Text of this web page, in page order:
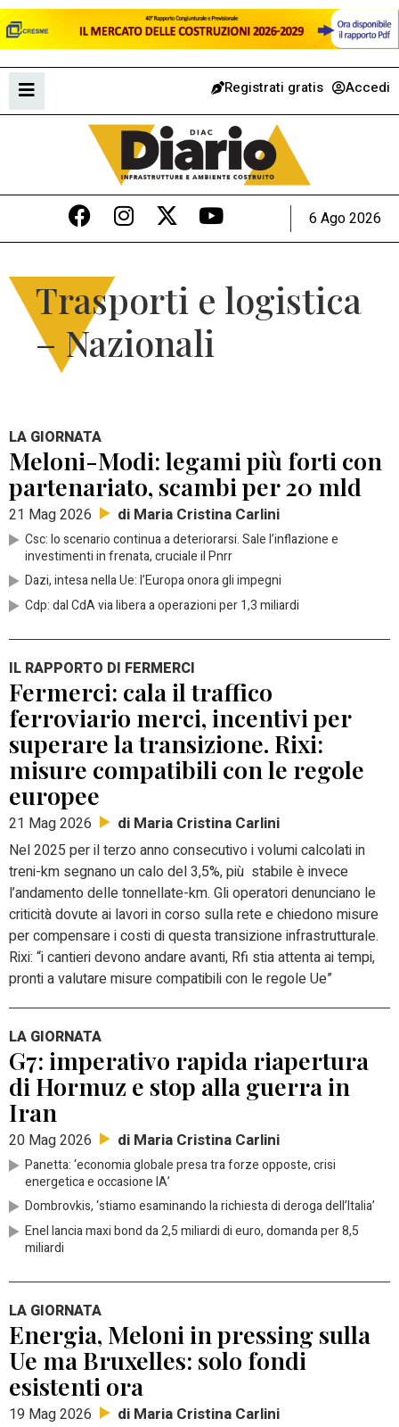
Registrati gratis Accedi
6 Ago 2026
Trasporti e logistica
– Nazionali
LA GIORNATA
Meloni-Modi: legami più forti con
partenariato, scambi per 20 mld
21 Mag 2026 di Maria Cristina Carlini
Csc: lo scenario continua a deteriorarsi. Sale l’inflazione e
investimenti in frenata, cruciale il Pnrr
Dazi, intesa nella Ue: l’Europa onora gli impegni
Cdp: dal CdA via libera a operazioni per 1,3 miliardi
IL RAPPORTO DI FERMERCI
Fermerci: cala il traffico
ferroviario merci, incentivi per
superare la transizione. Rixi:
misure compatibili con le regole
europee
21 Mag 2026 di Maria Cristina Carlini
Nel 2025 per il terzo anno consecutivo i volumi calcolati in
treni-km segnano un calo del 3,5%, più stabile è invece
l’andamento delle tonnellate-km. Gli operatori denunciano le
criticità dovute ai lavori in corso sulla rete e chiedono misure
per compensare i costi di questa transizione infrastrutturale.
Rixi: “i cantieri devono andare avanti, Rfi stia attenta ai tempi,
pronti a valutare misure compatibili con le regole Ue”
LA GIORNATA
G7: imperativo rapida riapertura
di Hormuz e stop alla guerra in
Iran
20 Mag 2026 di Maria Cristina Carlini
Panetta: ‘economia globale presa tra forze opposte, crisi
energetica e occasione IA’
Dombrovkis, ‘stiamo esaminando la richiesta di deroga dell’Italia’
Enel lancia maxi bond da 2,5 miliardi di euro, domanda per 8,5
miliardi
LA GIORNATA
Energia, Meloni in pressing sulla
Ue ma Bruxelles: solo fondi
esistenti ora
19 Mag 2026 di Maria Cristina Carlini